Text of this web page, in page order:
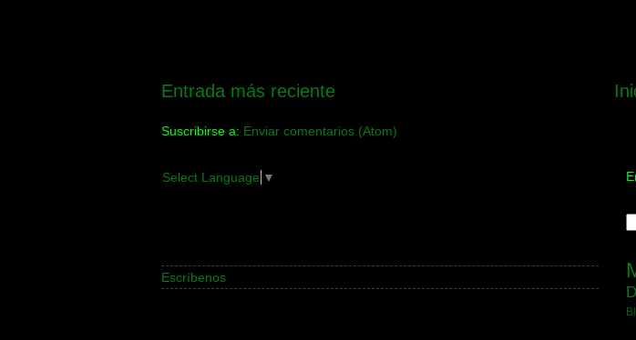
Entrada más reciente
Suscribirse a: Enviar comentarios (Atom)
Select Language ▼
Escríbenos